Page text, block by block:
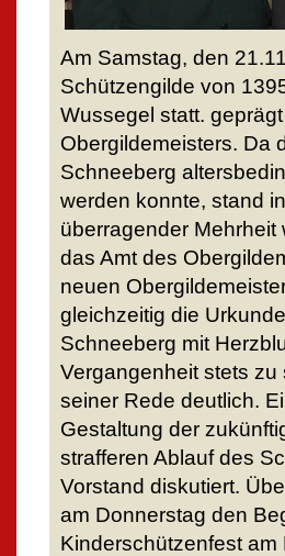
Am Samstag, den
Schützengilde von
Wussegel statt.
Obergildemeisters. Da
Schneeberg
werden konnte, stand
überragender Mehrheit
das Amt des
neuen
gleichzeitig die
Schneeberg mit
Vergangenheit stets
seiner Rede deutlich.
Gestaltung der
strafferen Ablauf des
Vorstand diskutiert.
am Donnerstag den
Kinderschützenfest